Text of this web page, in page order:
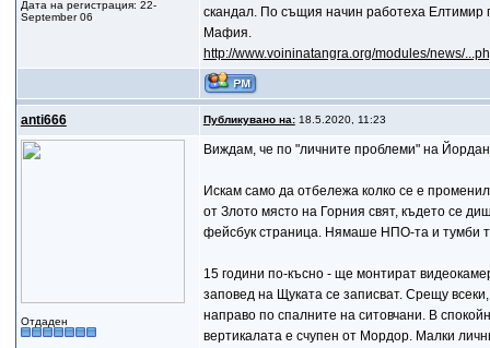
Дата на регистрация: 22-
September 06
скандал. По същия начин работеха Елтимир
Мафия.
http://www.voininatangra.org/modules/news/
anti666 Публикувано на:18.5.2020, 11:23
Отдаден
Виждам, че по "личните проблеми" на
Искам само да отбележа колко се е
от Злото място на Горния свят, където се
фейсбук страница. Нямаше НПО-та и тумби
15 години по-късно - ще монтират
заповед на Щуката се записват. Срещу
направо по спалните на ситовчани. В
вертикалата е счупен от Мордор. Малки